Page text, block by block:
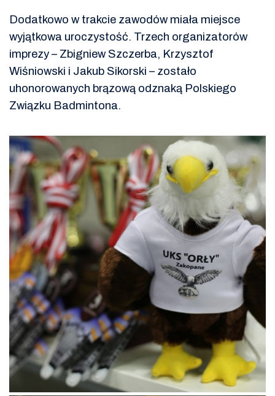
Dodatkowo w trakcie zawodów miała miejsce
wyjątkowa uroczystość. Trzech organizatorów
imprezy – Zbigniew Szczerba, Krzysztof
Wiśniowski i Jakub Sikorski – zostało
uhonorowanych brązową odznaką Polskiego
Związku Badmintona.